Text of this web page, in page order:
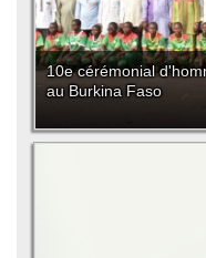
10e cérémonial
au Burkina Faso